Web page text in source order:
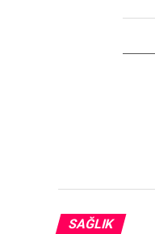
SAĞLIK